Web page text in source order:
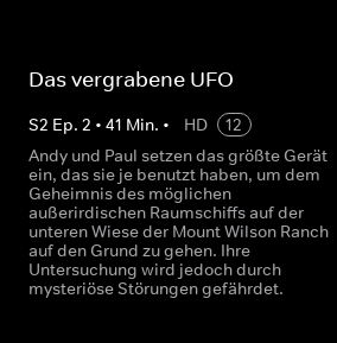
Das vergrabene UFO
S2 Ep.2 •41 Min. • HD
12
Andy und Paul setzen das größte Gerät
ein, das sie je benutzt haben, um dem
Geheimnis des möglichen
außerirdischen Raumschiffs auf der
unteren Wiese der Mount Wilson Ranch
auf den Grund zu gehen. Ihre
Untersuchung wird jedoch durch
mysteriöse Störungen gefährdet.